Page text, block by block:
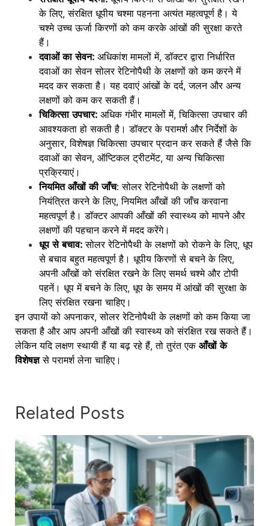
के लिए, संरक्षित धूपीय चश्मा पहनना अत्यंत महत्वपूर्ण है। ये
चश्मे उच्च ऊर्जा किरणों को कम करके आंखों की सुरक्षा करते
हैं।
दवाओं का सेवन: अधिकांश मामलों में, डॉक्टर द्वारा निर्धारित
दवाओं का सेवन सोलर रेटिनोपैथी के लक्षणों को कम करने में
मदद कर सकता है। यह दवाएं आंखों के दर्द, जलन और अन्य
लक्षणों को कम कर सकती हैं।
चिकित्सा उपचार: अधिक गंभीर मामलों में, चिकित्सा उपचार की
आवश्यकता हो सकती है। डॉक्टर के परामर्श और निर्देशों के
अनुसार, विशेषज्ञ चिकित्सा उपचार प्रदान कर सकते हैं जैसे कि
दवाओं का सेवन, ऑप्टिकल ट्रीटमेंट, या अन्य चिकित्सा
प्रक्रियाएं।
नियमित आँखों की जाँच: सोलर रेटिनोपैथी के लक्षणों को
नियंत्रित करने के लिए, नियमित आँखों की जाँच करवाना
महत्वपूर्ण है। डॉक्टर आपकी आँखों की स्वास्थ्य को मापने और
लक्षणों की पहचान करने में मदद करेंगे।
धूप से बचाव: सोलर रेटिनोपैथी के लक्षणों को रोकने के लिए, धूप
से बचाव बहुत महत्वपूर्ण है। धूपीय किरणों से बचने के लिए,
अपनी आँखों को संरक्षित रखने के लिए समर्थ चश्मे और टोपी
पहनें। धूप में बचने के लिए, धूप के समय में आंखों की सुरक्षा के
लिए संरक्षित रखना चाहिए।
इन उपायों को अपनाकर, सोलर रेटिनोपैथी के लक्षणों को कम किया जा
सकता है और आप अपनी आँखों की स्वास्थ्य को संरक्षित रख सकते हैं।
लेकिन यदि लक्षण स्थायी हैं या बढ़ रहे हैं, तो तुरंत एक आँखों के
विशेषज्ञसे परामर्श लेना चाहिए।
Related Posts